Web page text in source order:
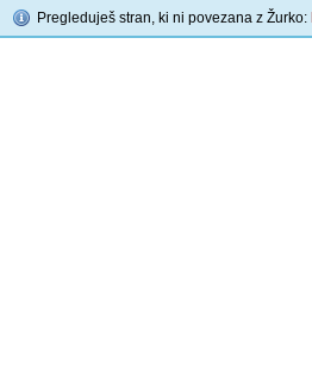
Pregleduješ stran, ki ni povezana z Žurko: